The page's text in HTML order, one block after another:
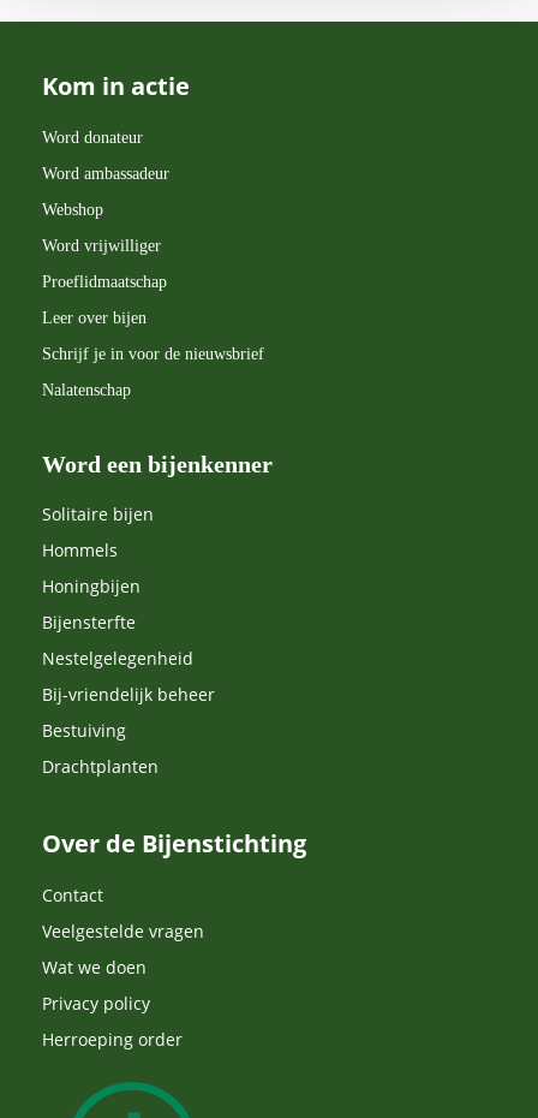
Kom in actie
Word donateur
Word ambassadeur
Webshop
Word vrijwilliger
Proeflidmaatschap
Leer over bijen
Schrijf je in voor de nieuwsbrief
Nalatenschap
Word een bijenkenner
Solitaire bijen
Hommels
Honingbijen
Bijensterfte
Nestelgelegenheid
Bij-vriendelijk beheer
Bestuiving
Drachtplanten
Over de Bijenstichting
Contact
Veelgestelde vragen
Wat we doen
Privacy policy
Herroeping order